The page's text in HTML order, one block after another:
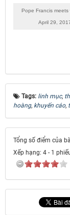
Pope Francis
April 29,
Tags: linh mục,
hoàng, khuyến cáo,
Tổng số điểm của
Xếp hạng: 4 - 1